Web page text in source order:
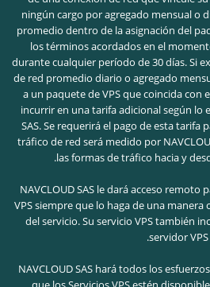
ningún cargo por agregado mensual o
promedio dentro de la asignación del
los términos acordados en el
durante cualquier período de 30 días. Si
de red promedio diario o agregado
a un paquete de VPS que coincida
incurrir en una tarifa adicional según lo
SAS. Se requerirá el pago de esta tarifa
tráfico de red será medido por
las formas de tráfico hacia y
NAVCLOUD SAS le dará acceso remoto
VPS siempre que lo haga de una
del servicio. Su servicio VPS también
servidor VPS.
NAVCLOUD SAS hará todos los